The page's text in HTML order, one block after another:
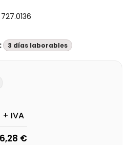
727.0136
3 días laborables
+ IVA
€